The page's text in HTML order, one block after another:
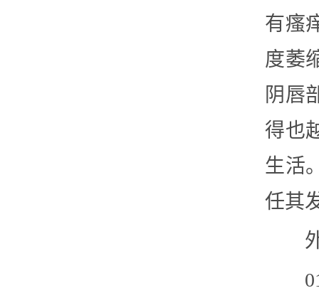
有瘙
度萎
阴唇
得也
生活
任其